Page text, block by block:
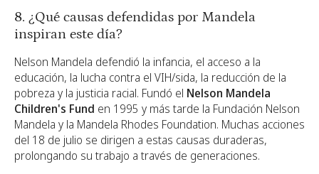
8. ¿Qué causas defendidas por Mandela
inspiran este día?
Nelson Mandela defendió la infancia, el acceso a la
educación, la lucha contra el VIH/sida, la reducción de la
pobreza y la justicia racial. Fundó el Nelson Mandela
Children's Fund en 1995 y más tarde la Fundación Nelson
Mandela y la Mandela Rhodes Foundation. Muchas acciones
del 18 de julio se dirigen a estas causas duraderas,
prolongando su trabajo a través de generaciones.